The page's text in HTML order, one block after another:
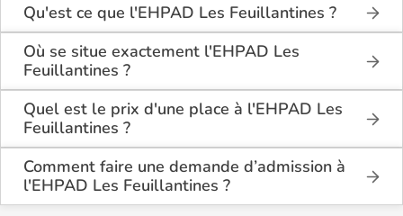
Qu'est ce que l'EHPAD Les Feuillantines ?
L'EHPAD Les Feuillantines est une maison de
retraite médicalisée de type hébergement
permanent, hébergement temporaire , située à
Quiévrechain (59920).
Où se situe exactement l'EHPAD Les
Feuillantines ?
L'EHPAD Les Feuillantines est situé 33 Bis Rue
Long Coron à Quiévrechain (59920), dans le Nord
(59).
Quel est le prix d'une place à l'EHPAD Les
Feuillantines ?
L'EHPAD Les Feuillantines propose des logements
en chambre simple à partir de 2 325€ par mois, et
en chambre double à partir de 2 139€ par mois.
Comment faire une demande d’admission à
l'EHPAD Les Feuillantines ?
La demande s’effectue directement via le formulaire